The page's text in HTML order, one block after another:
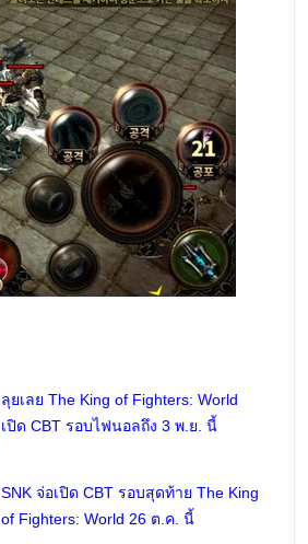
ลุยเลย The King of Fighters: World
เปิด CBT รอบไฟนอลถึง 3 พ.ย. นี้
SNK จ่อเปิด CBT รอบสุดท้าย The King
of Fighters: World 26 ต.ค. นี้